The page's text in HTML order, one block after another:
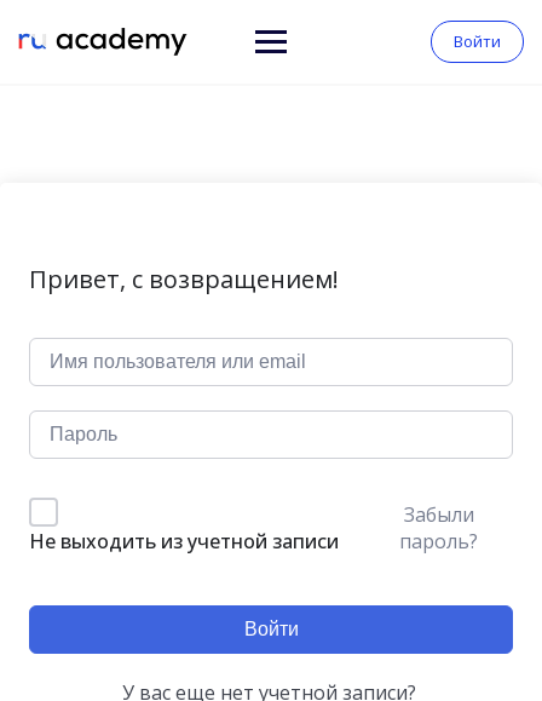
Войти
Привет, с возвращением!
Не выходить из учетной записи
Забыли
пароль?
Войти
У вас еще нет учетной записи?